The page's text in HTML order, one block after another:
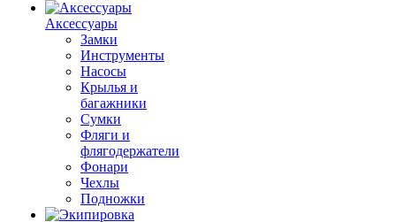
Аксессуары
Замки
Инструменты
Насосы
Крылья и
багажники
Сумки
Фляги и
флягодержатели
Фонари
Чехлы
Подножки